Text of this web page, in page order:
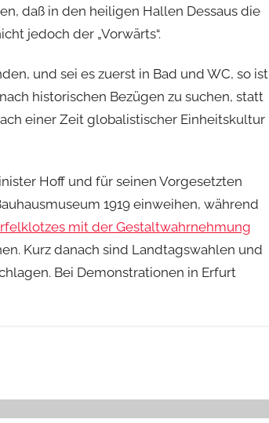
daß in den heiligen Hallen Dessaus die
jedoch der „Vorwärts“.
und sei es zuerst in Bad und WC, so ist
historischen Bezügen zu suchen, statt
einer Zeit globalistischer Einheitskultur
Hoff und für seinen Vorgesetzten
1919 einweihen, während
mit der Gestaltwahrnehmung
Kurz danach sind Landtagswahlen und
Bei Demonstrationen in Erfurt